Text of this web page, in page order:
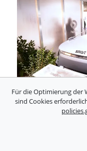
Smart:
Für die Optimierung der
sind Cookies